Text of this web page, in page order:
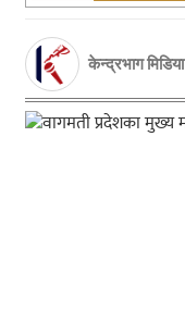
केन्द्रभाग मिडिया